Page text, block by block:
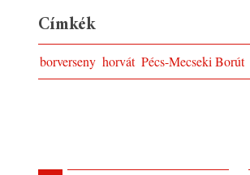
Címkék
borverseny horvát Pécs-Mecseki Borút